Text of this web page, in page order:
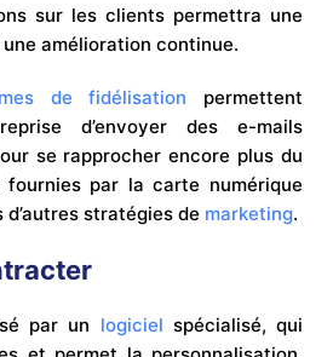
sur les clients permettra une
amélioration continue.
de fidélisation permettent
d’envoyer des e-mails
se rapprocher encore plus du
fournies par la carte numérique
stratégies de marketing.
par un logiciel spécialisé, qui